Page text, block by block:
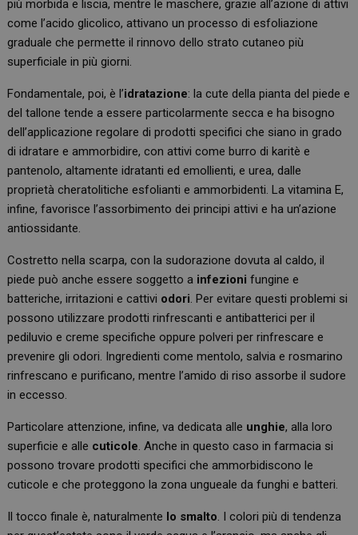
più morbida e liscia, mentre le maschere, grazie all’azione di attivi
come l’acido glicolico, attivano un processo di esfoliazione
graduale che permette il rinnovo dello strato cutaneo più
superficiale in più giorni.
Fondamentale, poi, è l’idratazione: la cute della pianta del piede e
del tallone tende a essere particolarmente secca e ha bisogno
dell’applicazione regolare di prodotti specifici che siano in grado
di idratare e ammorbidire, con attivi come burro di karitè e
pantenolo, altamente idratanti ed emollienti, e urea, dalle
proprietà cheratolitiche esfolianti e ammorbidenti. La vitamina E,
infine, favorisce l’assorbimento dei principi attivi e ha un’azione
antiossidante.
Costretto nella scarpa, con la sudorazione dovuta al caldo, il
piede può anche essere soggetto a infezioni fungine e
batteriche, irritazioni e cattivi odori. Per evitare questi problemi si
possono utilizzare prodotti rinfrescanti e antibatterici per il
pediluvio e creme specifiche oppure polveri per rinfrescare e
prevenire gli odori. Ingredienti come mentolo, salvia e rosmarino
rinfrescano e purificano, mentre l’amido di riso assorbe il sudore
in eccesso.
Particolare attenzione, infine, va dedicata alle unghie, alla loro
superficie e alle cuticole. Anche in questo caso in farmacia si
possono trovare prodotti specifici che ammorbidiscono le
cuticole e che proteggono la zona ungueale da funghi e batteri.
Il tocco finale è, naturalmente lo smalto. I colori più di tendenza